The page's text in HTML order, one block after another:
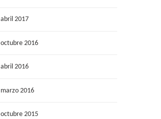
abril 2017
octubre 2016
abril 2016
marzo 2016
octubre 2015